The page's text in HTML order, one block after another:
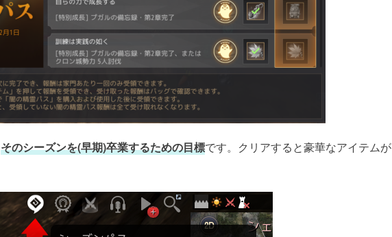
そのシーズンを(早期)卒業するための目標です。クリアすると豪華なアイテムが